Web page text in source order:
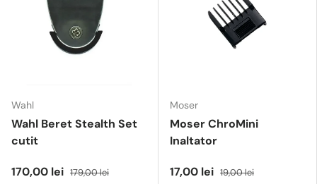
Wahl
Wahl Beret Stealth Set
cutit
170,00 lei 179,00 lei
Moser
Moser ChroMini
Inaltator
17,00 lei 19,00 lei